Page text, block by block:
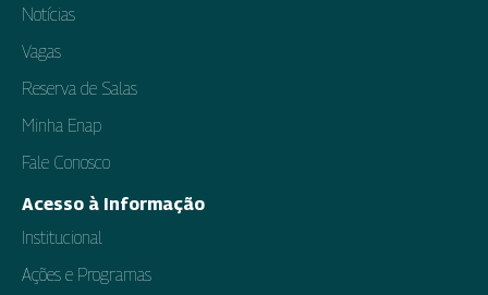
Notícias
Vagas
Reserva de Salas
Minha Enap
Fale Conosco
Acesso à Informação
Institucional
Ações e Programas